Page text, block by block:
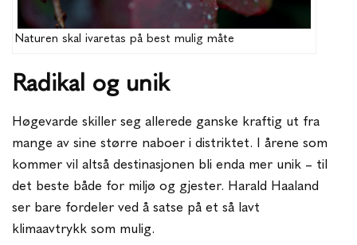
Naturen skal ivaretas på best mulig måte
Radikal og unik
Høgevarde skiller seg allerede ganske kraftig ut fra
mange av sine større naboer i distriktet. I årene som
kommer vil altså destinasjonen bli enda mer unik – til
det beste både for miljø og gjester. Harald Haaland
ser bare fordeler ved å satse på et så lavt
klimaavtrykk som mulig.